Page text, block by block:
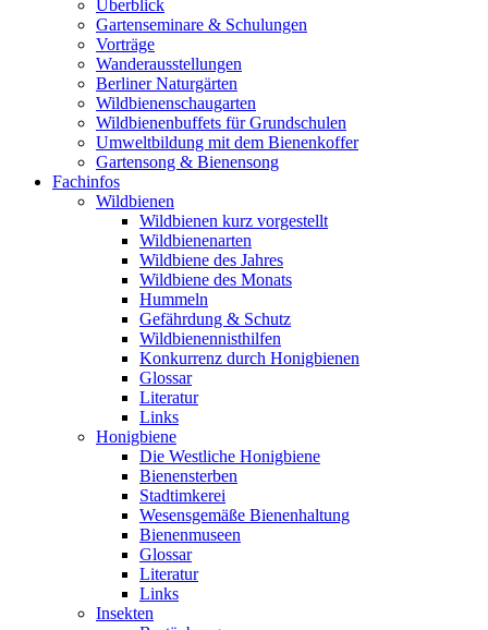
Überblick
Gartenseminare & Schulungen
Vorträge
Wanderausstellungen
Berliner Naturgärten
Wildbienenschaugarten
Wildbienenbuffets für Grundschulen
Umweltbildung mit dem Bienenkoffer
Gartensong & Bienensong
Fachinfos
Wildbienen
Wildbienen kurz vorgestellt
Wildbienenarten
Wildbiene des Jahres
Wildbiene des Monats
Hummeln
Gefährdung & Schutz
Wildbienennisthilfen
Konkurrenz durch Honigbienen
Glossar
Literatur
Links
Honigbiene
Die Westliche Honigbiene
Bienensterben
Stadtimkerei
Wesensgemäße Bienenhaltung
Bienenmuseen
Glossar
Literatur
Links
Insekten